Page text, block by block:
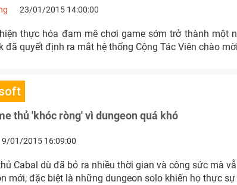
23/01/2015 14:00:00
thực hóa đam mê chơi game sớm trở thành một
đã quyết định ra mắt hệ thống Cộng Tác Viên chào
thủ 'khóc ròng' vì dungeon quá khó
01/2015 16:09:00
Cabal dù đã bỏ ra nhiều thời gian và công sức mà
mới, đặc biệt là những dungeon solo khiến họ thực